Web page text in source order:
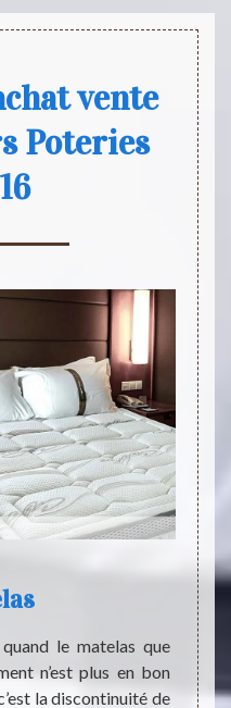
vente
Poteries
le matelas que
n’est plus en bon
la discontinuité de